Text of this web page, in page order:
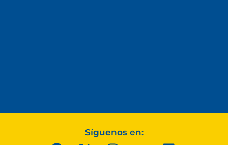
Síguenos en: